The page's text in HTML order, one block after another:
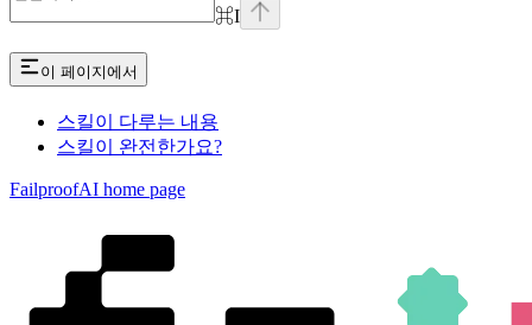
⌘I
이 페이지에서
스킬이 다루는 내용
스킬이 완전한가요?
FailproofAI home page